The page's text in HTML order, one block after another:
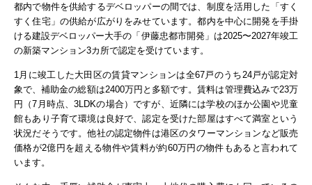
都内で物件を供給するデベロッパーの間では、制度を活用した「すく
すく住宅」の供給が広がりをみせています。都内を中心に開発を手掛
ける建設デベロッパー大手の「伊藤忠都市開発」は2025〜2027年竣工
の新築マンション3カ所で認定を受けています。
1月に竣工した大田区の賃貸マンションは全67戸のうち24戸が認定対
象で、補助金の総額は2400万円と多額です。賃料は管理費込みで23万
円（7月時点、3LDKの場合）ですが、近隣には学校のほか公園や児童
館もあり子育て環境は良好で、認定を受けた部屋はすべて満室という
状況だそうです。他社の認定物件は港区のタワーマンションなど販売
価格が2億円を超える物件や賃料が約60万円の物件もあると言われて
います。